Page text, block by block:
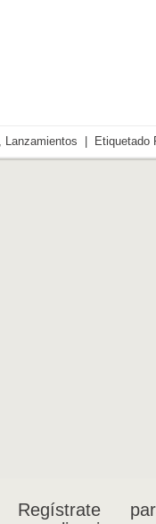
Lanzamientos | Etiquetado
Regístrate